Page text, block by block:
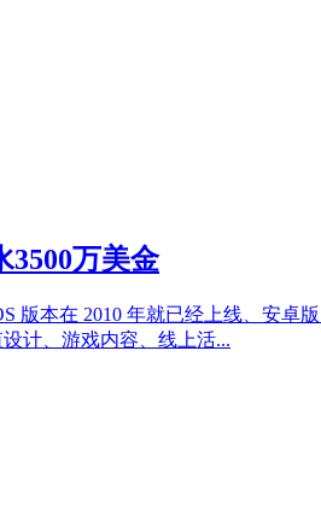
3500万美金
版本在 2010 年就已经上线、安
计、游戏内容、线上活...